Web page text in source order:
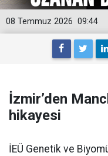
09:44
08 Temmuz 2026
İzmir’den
hikayesi
İEÜ Genetik ve